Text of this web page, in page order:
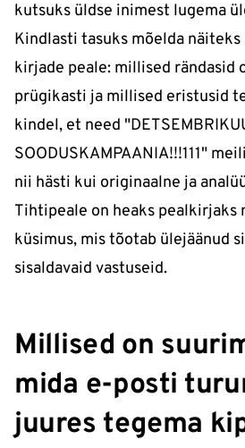
kutsuks üldse inimest lugema
Kindlasti tasuks mõelda näiteks
kirjade peale: millised rändasid
prügikasti ja millised eristusid
kindel, et need
SOODUSKAMPAANIA!!!111"
nii hästi kui originaalne ja
Tihtipeale on heaks pealkirjaks
küsimus, mis tõotab ülejäänud
sisaldavaid vastuseid.
Millised on
mida e-posti
juures tegema